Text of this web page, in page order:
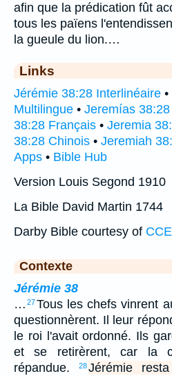
afin que la prédication fût
tous les païens
la gueule du lion.…
Links
Jérémie 38:28 Interlinéaire •
Multilingue • Jeremías 38:28
38:28 Français • Jeremia
38:28 Chinois • Jeremiah
Apps • Bible Hub
Version Louis Segond 1910
La Bible David Martin 1744
Darby Bible courtesy of
Contexte
Jérémie 38
… 27Tous les chefs vinrent
questionnèrent. Il leur
le roi l'avait ordonné. Ils
et se retirèrent, car la
répandue.
28Jérémie